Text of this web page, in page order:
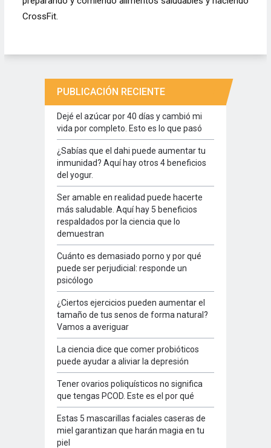
CrossFit.
PUBLICACIÓN RECIENTE
Dejé el azúcar por 40 días y cambió mi
vida por completo. Esto es lo que pasó
¿Sabías que el dahi puede aumentar tu
inmunidad? Aquí hay otros 4 beneficios
del yogur.
Ser amable en realidad puede hacerte
más saludable. Aquí hay 5 beneficios
respaldados por la ciencia que lo
demuestran
Cuánto es demasiado porno y por qué
puede ser perjudicial: responde un
psicólogo
¿Ciertos ejercicios pueden aumentar el
tamaño de tus senos de forma natural?
Vamos a averiguar
La ciencia dice que comer probióticos
puede ayudar a aliviar la depresión
Tener ovarios poliquísticos no significa
que tengas PCOD. Este es el por qué
Estas 5 mascarillas faciales caseras de
miel garantizan que harán magia en tu
piel